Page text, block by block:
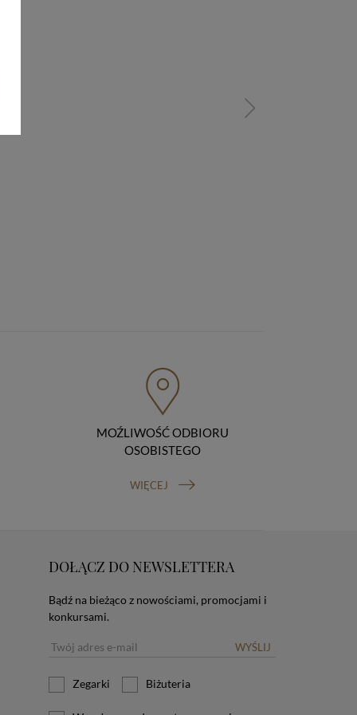
MOŹLIWOŚĆ ODBIORU
OSOBISTEGO
WIĘCEJ
DOŁĄCZ DO NEWSLETTERA
Bądź na bieżąco z nowościami, promocjami i
konkursami.
WYŚLIJ
Zegarki Biżuteria